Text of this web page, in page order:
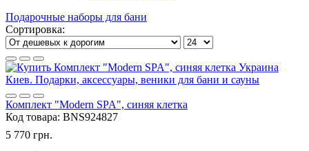
Подарочные наборы для бани
Сортировка:
Комплект "Modern SPA", синяя клетка
Код товара: BNS924827
5 770 грн.